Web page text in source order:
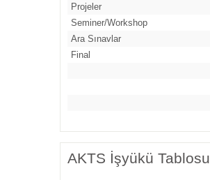
Projeler
Seminer/Workshop
Ara Sınavlar
Final
AKTS İşyükü Tablosu